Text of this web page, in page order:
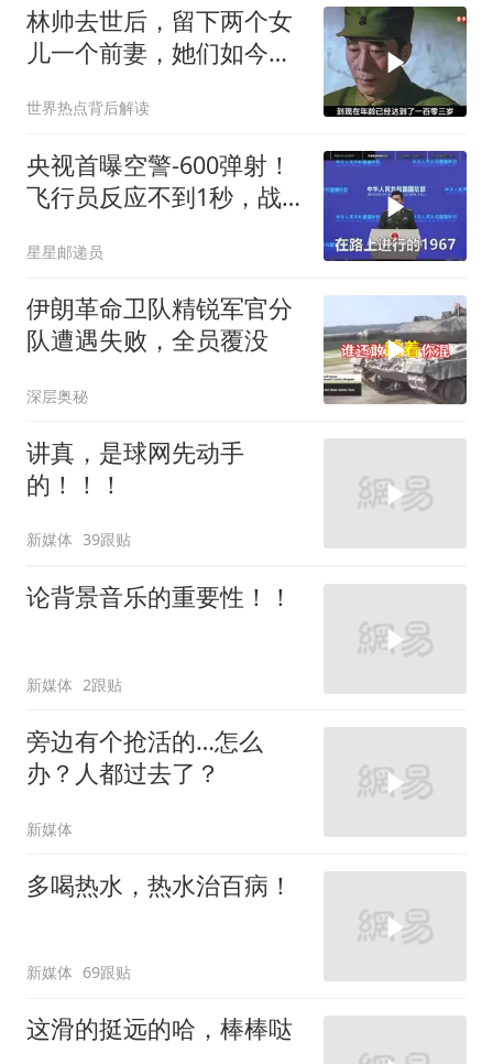
林帅去世后，留下两个女
儿一个前妻，她们如今过
世界热点背后解读
央视首曝空警-600弹射！
飞行员反应不到1秒，战
星星邮递员
伊朗革命卫队精锐军官分
队遭遇失败，全员覆没
深层奥秘
讲真，是球网先动手
的！！！
新媒体 39跟贴
论背景音乐的重要性！！
新媒体 2跟贴
旁边有个抢活的…怎么
办？人都过去了？
新媒体
多喝热水，热水治百病！
新媒体 69跟贴
这滑的挺远的哈，棒棒哒